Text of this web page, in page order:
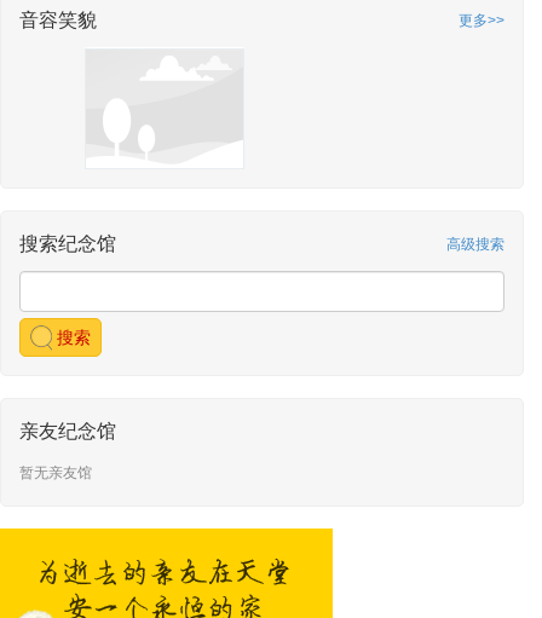
音容笑貌 更多>>
搜索纪念馆 高级搜索
搜索
亲友纪念馆
暂无亲友馆